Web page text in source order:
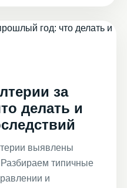
за
делать и
выявлены
типичные
и